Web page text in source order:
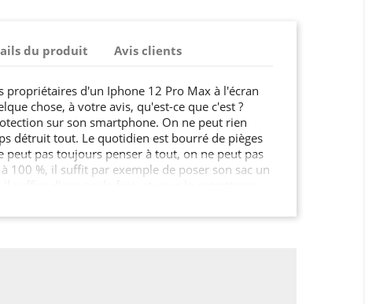
du produit Avis clients
propriétaires d'un Iphone 12 Pro Max à l'écran
chose, à votre avis, qu'est-ce que c'est ?
sur son smartphone. On ne peut rien
détruit tout. Le quotidien est bourré de pièges
peut pas toujours penser à tout, on ne peut pas
100 %, il suffit par exemple de poser son sac un
la robustesse d'un mobile n'est pas
Fêlures, bosses, touches qui vont rester